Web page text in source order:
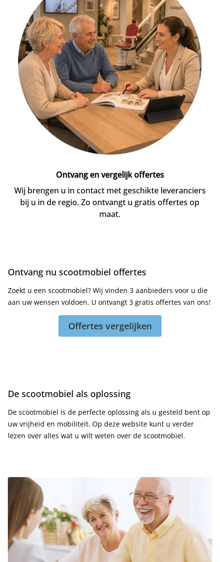
Ontvang en vergelijk offertes
Wij brengen u in contact met geschikte leveranciers
bij u in de regio. Zo ontvangt u gratis offertes op
maat.
Ontvang nu scootmobiel offertes
Zoekt u een scootmobiel? Wij vinden 3 aanbieders voor u die
aan uw wensen voldoen. U ontvangt 3 gratis offertes van ons!
Offertes vergelijken
De scootmobiel als oplossing
De scootmobiel is de perfecte oplossing als u gesteld bent op
uw vrijheid en mobiliteit. Op deze website kunt u verder
lezen over alles wat u wilt weten over de scootmobiel.